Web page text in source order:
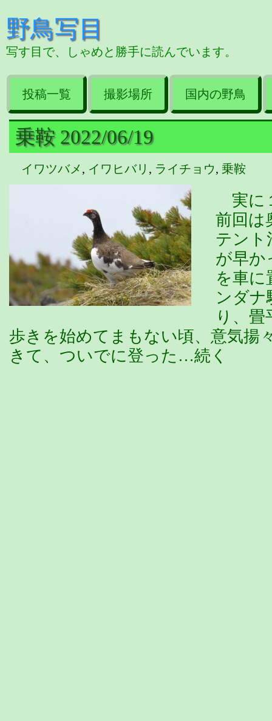
野鳥写目
写す目で、しゃめと勝手に読んでいます。
投稿一覧 撮影場所 国内の野鳥
乗鞍 2022/06/19
イワツバメ , イワヒバリ , ライチョウ, 乗鞍
実に
前回は
テント
が早か
を車に
ンダナ
り、
歩きを始めてまもない頃、意気揚
きて、ついでに登った…続く